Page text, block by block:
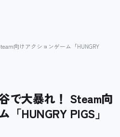
向けアクションゲーム「HUNGRY
で大暴れ！ Steam向
HUNGRY PIGS」